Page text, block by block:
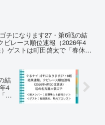
チになります27・第6戦の結
ビレース順位速報（2026年4
）ゲストは町田啓太で「春休
結
4
初